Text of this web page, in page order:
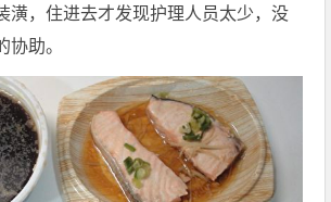
潢，住进去才发现护理人员太少，没
协助。